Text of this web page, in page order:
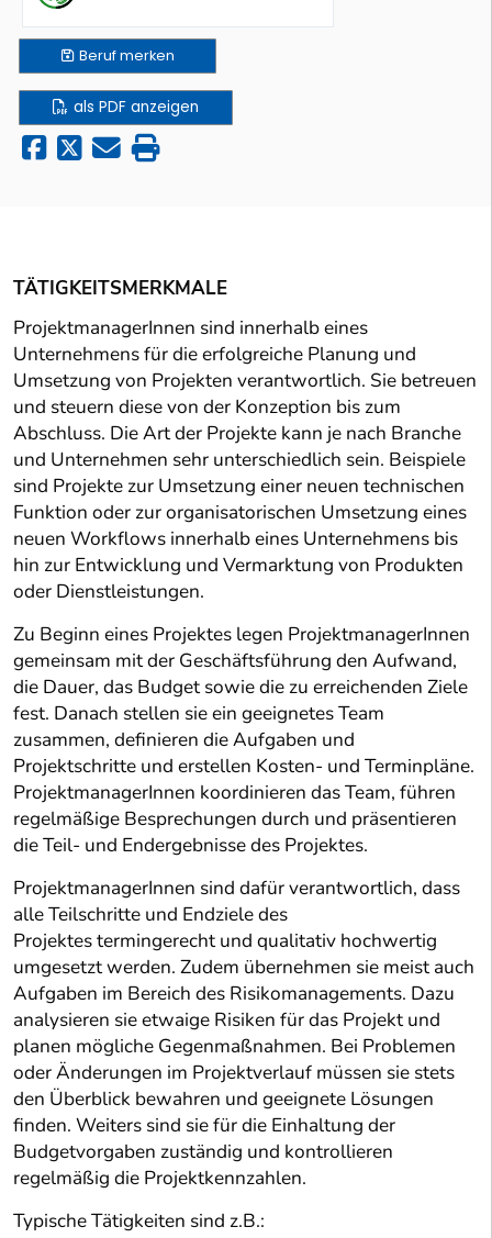
Berufmerken
als PDF anzeigen
TÄTIGKEITSMERKMALE
ProjektmanagerInnen sind innerhalb eines
Unternehmens für die erfolgreiche Planung und
Umsetzung von Projekten verantwortlich. Sie betreuen
und steuern diese von der Konzeption bis zum
Abschluss. Die Art der Projekte kann je nach Branche
und Unternehmen sehr unterschiedlich sein. Beispiele
sind Projekte zur Umsetzung einer neuen technischen
Funktion oder zur organisatorischen Umsetzung eines
neuen Workflows innerhalb eines Unternehmens bis
hin zur Entwicklung und Vermarktung von Produkten
oder Dienstleistungen.
Zu Beginn eines Projektes legen ProjektmanagerInnen
gemeinsam mit der Geschäftsführung den Aufwand,
die Dauer, das Budget sowie die zu erreichenden Ziele
fest. Danach stellen sie ein geeignetes Team
zusammen, definieren die Aufgaben und
Projektschritte und erstellen Kosten- und Terminpläne.
ProjektmanagerInnen koordinieren das Team, führen
regelmäßige Besprechungen durch und präsentieren
die Teil- und Endergebnisse des Projektes.
ProjektmanagerInnen sind dafür verantwortlich, dass
alle Teilschritte und Endziele des
Projektes termingerecht und qualitativ hochwertig
umgesetzt werden. Zudem übernehmen sie meist auch
Aufgaben im Bereich des Risikomanagements. Dazu
analysieren sie etwaige Risiken für das Projekt und
planen mögliche Gegenmaßnahmen. Bei Problemen
oder Änderungen im Projektverlauf müssen sie stets
den Überblick bewahren und geeignete Lösungen
finden. Weiters sind sie für die Einhaltung der
Budgetvorgaben zuständig und kontrollieren
regelmäßig die Projektkennzahlen.
Typische Tätigkeiten sind z.B.: